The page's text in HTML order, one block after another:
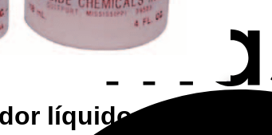
líquido para